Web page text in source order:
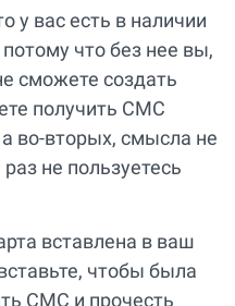
у вас есть в наличии
что без нее вы,
сможете создать
получить СМС
во-вторых, смысла не
не пользуетесь
вставлена в ваш
чтобы была
СМС и прочесть